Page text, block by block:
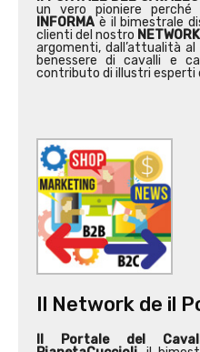
un vero pioniere
INFORMA è il bimestrale
clienti del nostro NETWORK
argomenti, dall’attualità al
benessere di cavalli e
contributo di illustri esperti
Il Network de il
Il Portale del